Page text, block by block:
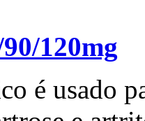
120mg
é usado